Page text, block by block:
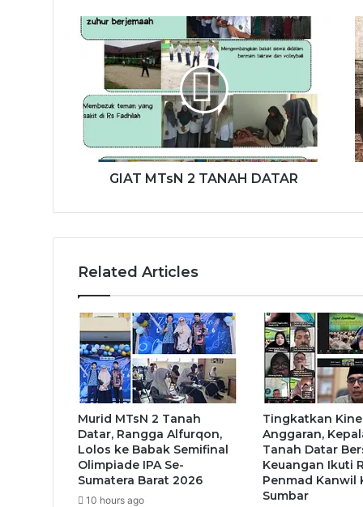
GIAT MTsN 2 TANAH DATAR
Related Articles
Murid MTsN 2 Tanah
Datar, Rangga Alfurqon,
Lolos ke Babak Semifinal
Olimpiade IPA Se-
Sumatera Barat 2026
10 hours ago
Tingkatkan
Anggaran,
Tanah Datar
Keuangan Ikuti
Penmad Kanwil
Sumbar